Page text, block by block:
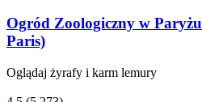
Ogród Zoologiczny w
Paris)
Oglądaj żyrafy i karm lemury